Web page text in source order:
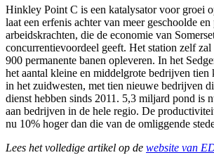
Hinkley Point C is een katalysator voor groei
laat een erfenis achter van meer geschoolde
arbeidskrachten, die de economie van
concurrentievoordeel geeft. Het station zelf
900 permanente banen opleveren. In het
het aantal kleine en middelgrote bedrijven tien
in het zuidwesten, met tien nieuwe bedrijven
dienst hebben sinds 2011. 5,3 miljard pond is
aan bedrijven in de hele regio. De
nu 10% hoger dan die van de omliggende
Lees het volledige artikel op de website van